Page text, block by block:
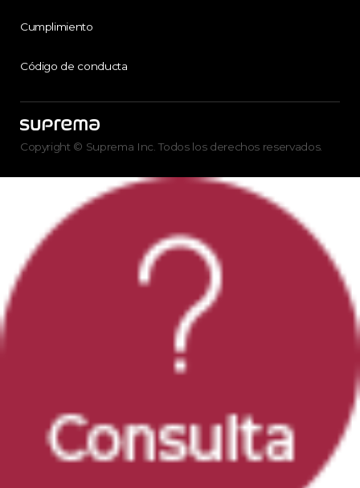
Cumplimiento
Código de conducta
Copyright © Suprema Inc. Todos los derechos reservados.